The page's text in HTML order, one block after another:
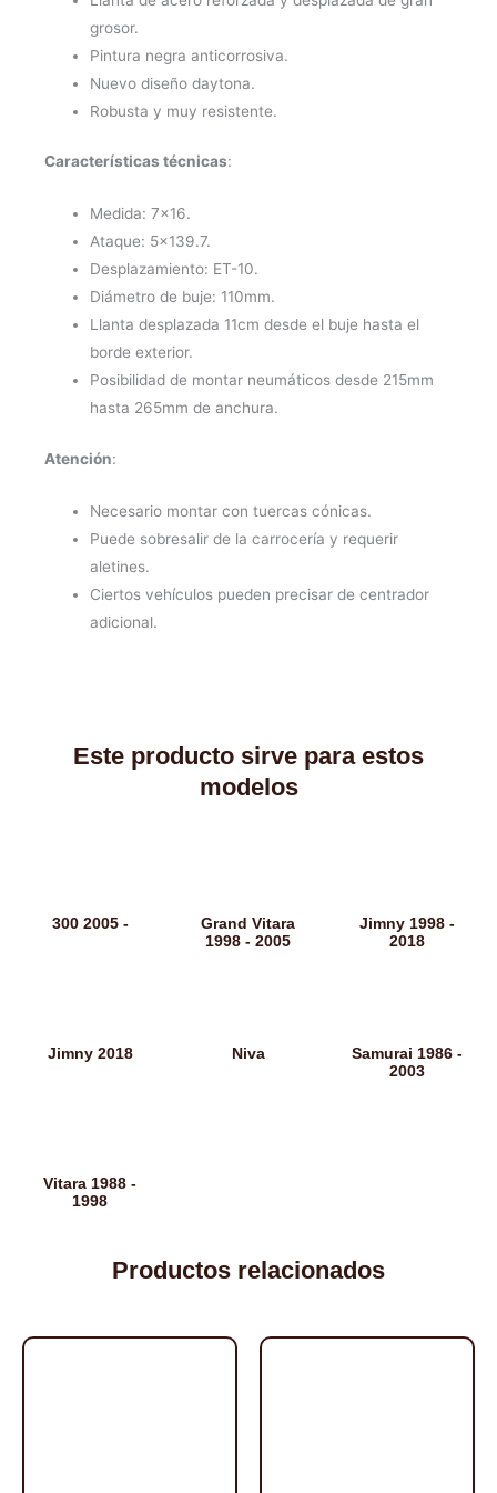
Afrikaan
cantidad
grosor.
Pintura negra anticorrosiva.
Nuevo diseño daytona.
Robusta y muy resistente.
Características técnicas:
Medida: 7×16.
Ataque: 5×139.7.
Desplazamiento: ET-10.
Diámetro de buje: 110mm.
Llanta desplazada 11cm desde el buje hasta el
borde exterior.
Posibilidad de montar neumáticos desde 215mm
hasta 265mm de anchura.
Atención:
Necesario montar con tuercas cónicas.
Puede sobresalir de la carrocería y requerir
aletines.
Ciertos vehículos pueden precisar de centrador
adicional.
Este producto sirve para estos
modelos
300 2005 -
Grand Vitara
1998 - 2005
Jimny 1998 -
2018
Jimny 2018 Niva
Samurai 1986 -
2003
Vitara 1988 -
1998
Productos relacionados